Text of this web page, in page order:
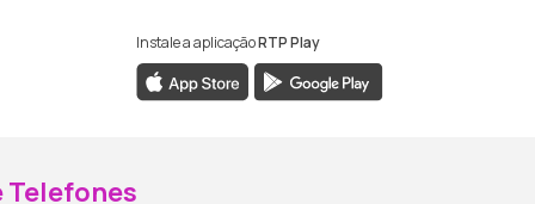
da RTP Madeira
da RTP Madeira
Instale a aplicaçãoRTP Play
Telefones